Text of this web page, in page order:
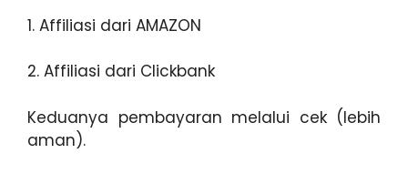
1. Affiliasi dari AMAZON
2. Affiliasi dari Clickbank
Keduanya pembayaran melalui cek (lebih
aman).